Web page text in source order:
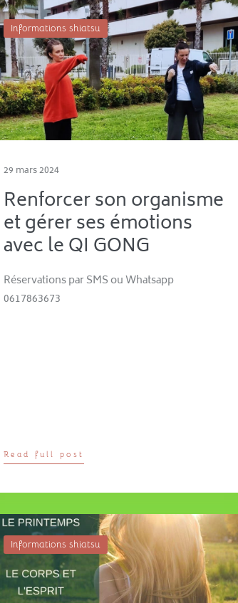
Informations shiatsu
29 mars 2024
Renforcer son organisme
et gérer ses émotions
avec le QI GONG
Réservations par SMS ou Whatsapp
0617863673
Read full post
Informations shiatsu